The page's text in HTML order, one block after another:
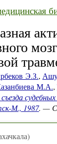
Э.З.,
М.А.,
М., 1987. —